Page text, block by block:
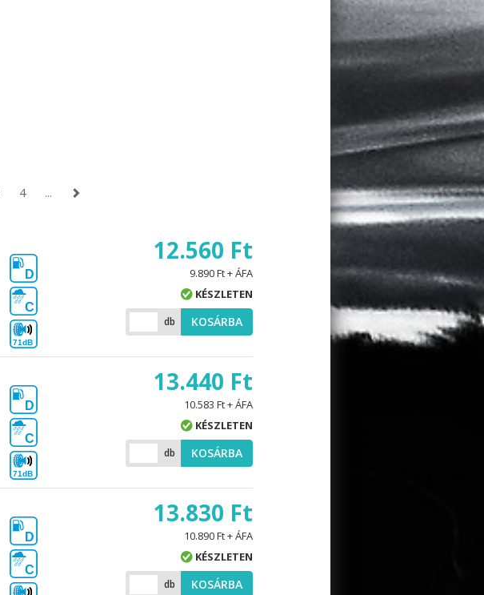
4 ...
D
C
71dB
12.560 Ft
9.890 Ft + ÁFA
KÉSZLETEN
db KOSÁRBA
D
C
71dB
13.440 Ft
10.583 Ft + ÁFA
KÉSZLETEN
db KOSÁRBA
D
C
13.830 Ft
10.890 Ft + ÁFA
KÉSZLETEN
db KOSÁRBA